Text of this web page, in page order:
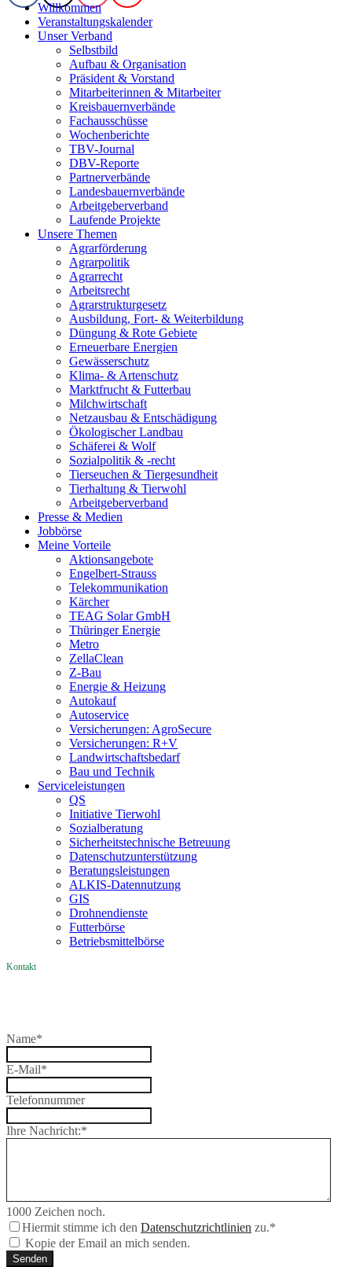
Willkommen
Veranstaltungskalender
Unser Verband
Selbstbild
Aufbau & Organisation
Präsident & Vorstand
Mitarbeiterinnen & Mitarbeiter
Kreisbauernverbände
Fachausschüsse
Wochenberichte
TBV-Journal
DBV-Reporte
Partnerverbände
Landesbauernverbände
Arbeitgeberverband
Laufende Projekte
Unsere Themen
Agrarförderung
Agrarpolitik
Agrarrecht
Arbeitsrecht
Agrarstrukturgesetz
Ausbildung, Fort- & Weiterbildung
Düngung & Rote Gebiete
Erneuerbare Energien
Gewässerschutz
Klima- & Artenschutz
Marktfrucht & Futterbau
Milchwirtschaft
Netzausbau & Entschädigung
Ökologischer Landbau
Schäferei & Wolf
Sozialpolitik & -recht
Tierseuchen & Tiergesundheit
Tierhaltung & Tierwohl
Arbeitgeberverband
Presse & Medien
Jobbörse
Meine Vorteile
Aktionsangebote
Engelbert-Strauss
Telekommunikation
Kärcher
TEAG Solar GmbH
Thüringer Energie
Metro
ZellaClean
Z-Bau
Energie & Heizung
Autokauf
Autoservice
Versicherungen: AgroSecure
Versicherungen: R+V
Landwirtschaftsbedarf
Bau und Technik
Service­­leistungen
QS
Initiative Tierwohl
Sozialberatung
Sicherheitstechnische Betreuung
Datenschutzunterstützung
Beratungsleistungen
ALKIS-Datennutzung
GIS
Drohnendienste
Futterbörse
Betriebsmittelbörse
Kontakt
Name*
E-Mail*
Telefonnummer
Ihre Nachricht:*
1000 Zeichen noch.
Hiermit stimme ich den Datenschutzrichtlinien zu.*
Kopie der Email an mich senden.
Senden